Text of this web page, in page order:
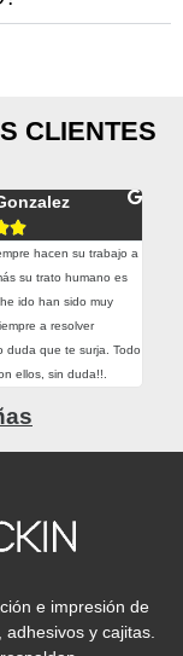
CLIENTES

hacen su trabajo a
su trato humano es
ido han sido muy
a resolver
duda que te surja. Todo
ellos, sin duda!!.
e impresión de
y cajitas.